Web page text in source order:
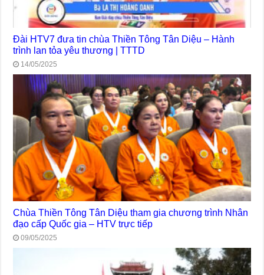
Đài HTV7 đưa tin chùa Thiền Tông Tân Diệu – Hành
trình lan tỏa yêu thương | TTTD
14/05/2025
Chùa Thiền Tông Tân Diệu tham gia chương trình Nhân
đạo cấp Quốc gia – HTV trực tiếp
09/05/2025